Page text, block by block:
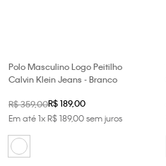
Polo Masculino Logo Peitilho
Calvin Klein Jeans - Branco
R$359,00R$189,00
Em até1xR$189,00sem juros